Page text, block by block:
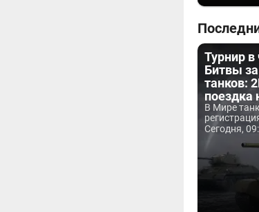
Турнир
Битвы
танков:
поездка
В Мире
Сегодня,